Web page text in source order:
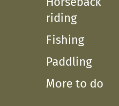
riding
Fishing
Paddling
More to do